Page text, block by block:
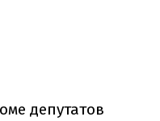
депутатов